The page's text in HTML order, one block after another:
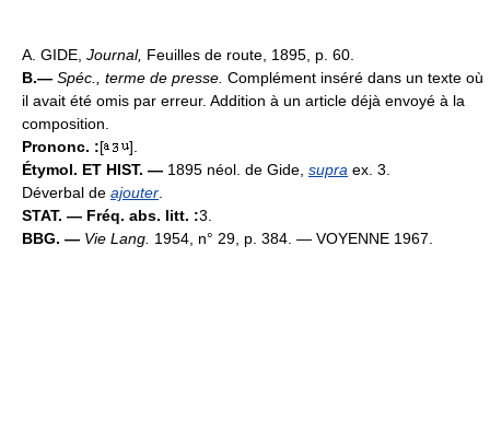
A. GIDE, Journal, Feuilles de route, 1895, p. 60.
B.— Spéc., terme de presse. Complément inséré dans un texte où
il avait été omis par erreur. Addition à un article déjà envoyé à la
composition.
Prononc. :[
].
Étymol. ET HIST. — 1895 néol. de Gide, supra ex. 3.
Déverbal de ajouter
STAT. — Fréq. abs. litt. :3.
BBG. — Vie Lang. 1954, n° 29, p. 384. — VOYENNE 1967.